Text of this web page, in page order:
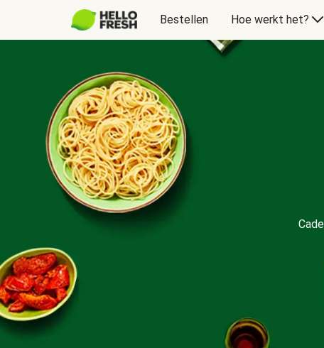
Bestellen Hoe werkt het?